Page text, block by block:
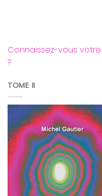
Connaissez-vous
?
TOME II